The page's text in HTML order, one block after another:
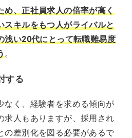
め、正社員求人の倍率が高く
スキルをもつ人がライバルと
浅い20代にとって転職難易度
。
する
なく、経験者を求める傾向が
求人もありますが、採用され
の差別化を図る必要があるで